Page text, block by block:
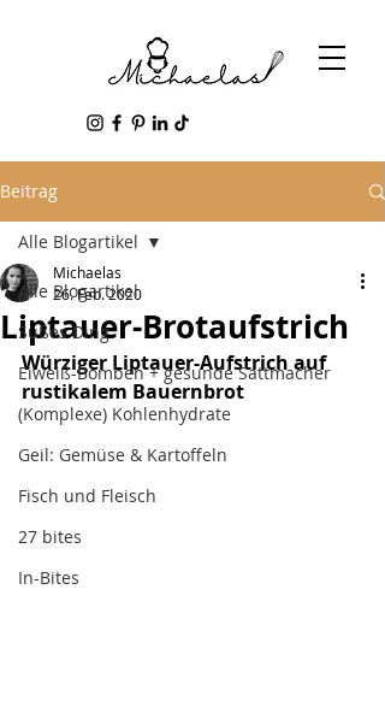
Beitrag
Alle Blogartikel
Süßes Ding
Eiweiß-Bomben + gesunde Sattmacher
(Komplexe) Kohlenhydrate
Geil: Gemüse & Kartoffeln
Fisch und Fleisch
27 bites
In-Bites
Alle Blogartikel
Liptauer-Brotaufstrich
Michaelas
26. Feb. 2020
Würziger Liptauer-Aufstrich auf
rustikalem Bauernbrot